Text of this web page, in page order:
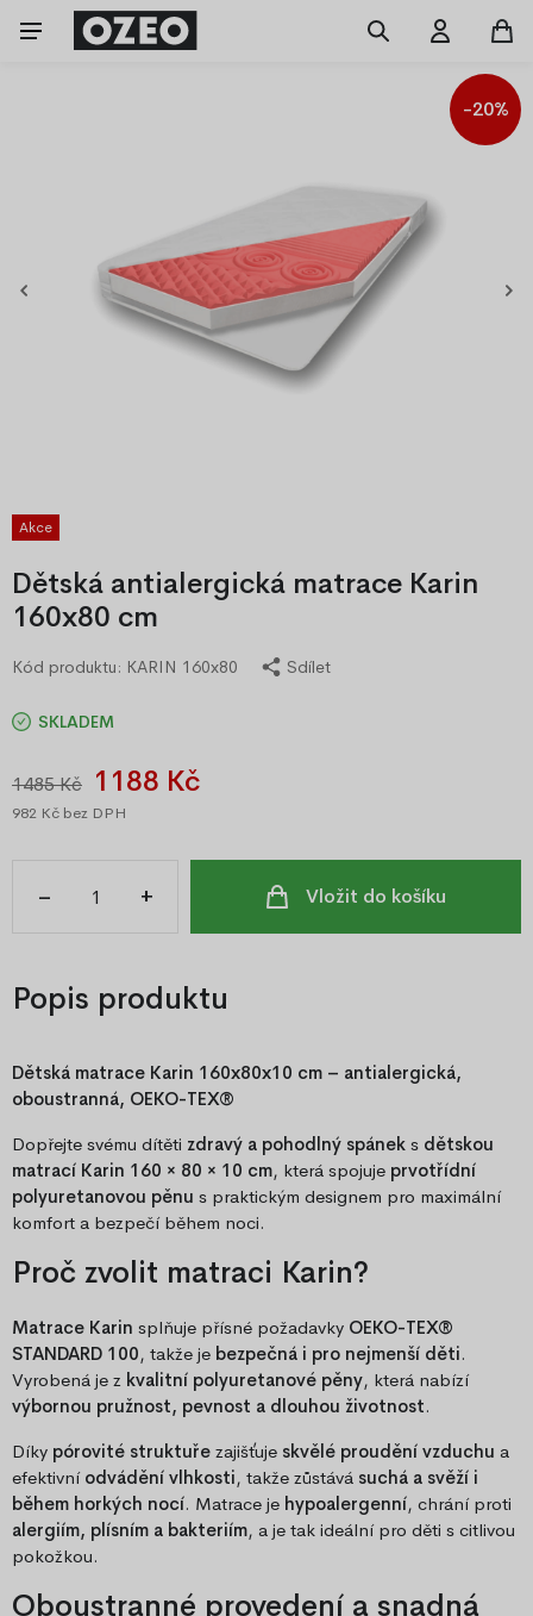
Akce
-20%
Dětská antialergická matrace Karin
160x80 cm
Kód produktu: KARIN 160x80 Sdílet
SKLADEM
1485 Kč 1188 Kč
982 Kč bez DPH
– + Vložit do košíku
Popis produktu
Dětská matrace Karin 160x80x10 cm – antialergická,
oboustranná, OEKO-TEX®
Dopřejte svému dítěti zdravý a pohodlný spánek s dětskou
matrací Karin 160 × 80 × 10 cm, která spojuje prvotřídní
polyuretanovou pěnu s praktickým designem pro maximální
komfort a bezpečí během noci.
Proč zvolit matraci Karin?
Matrace Karin splňuje přísné požadavky OEKO-TEX®
STANDARD 100, takže je bezpečná i pro nejmenší děti.
Vyrobená je z kvalitní polyuretanové pěny, která nabízí
výbornou pružnost, pevnost a dlouhou životnost.
Díky pórovité struktuře zajišťuje skvělé proudění vzduchu a
efektivní odvádění vlhkosti, takže zůstává suchá a svěží i
během horkých nocí. Matrace je hypoalergenní, chrání proti
alergiím, plísním a bakteriím, a je tak ideální pro děti s citlivou
pokožkou.
Oboustranné provedení a snadná